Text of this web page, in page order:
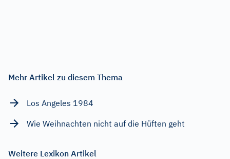
Mehr Artikel zu diesem Thema
Los Angeles 1984
Wie Weihnachten nicht auf die Hüften geht
Weitere Lexikon Artikel